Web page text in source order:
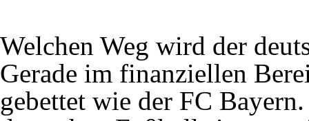
Welchen Weg wird der
Gerade im finanziellen
gebettet wie der FC